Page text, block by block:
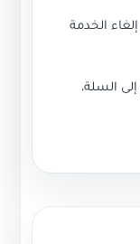
الخدمة
السلة،